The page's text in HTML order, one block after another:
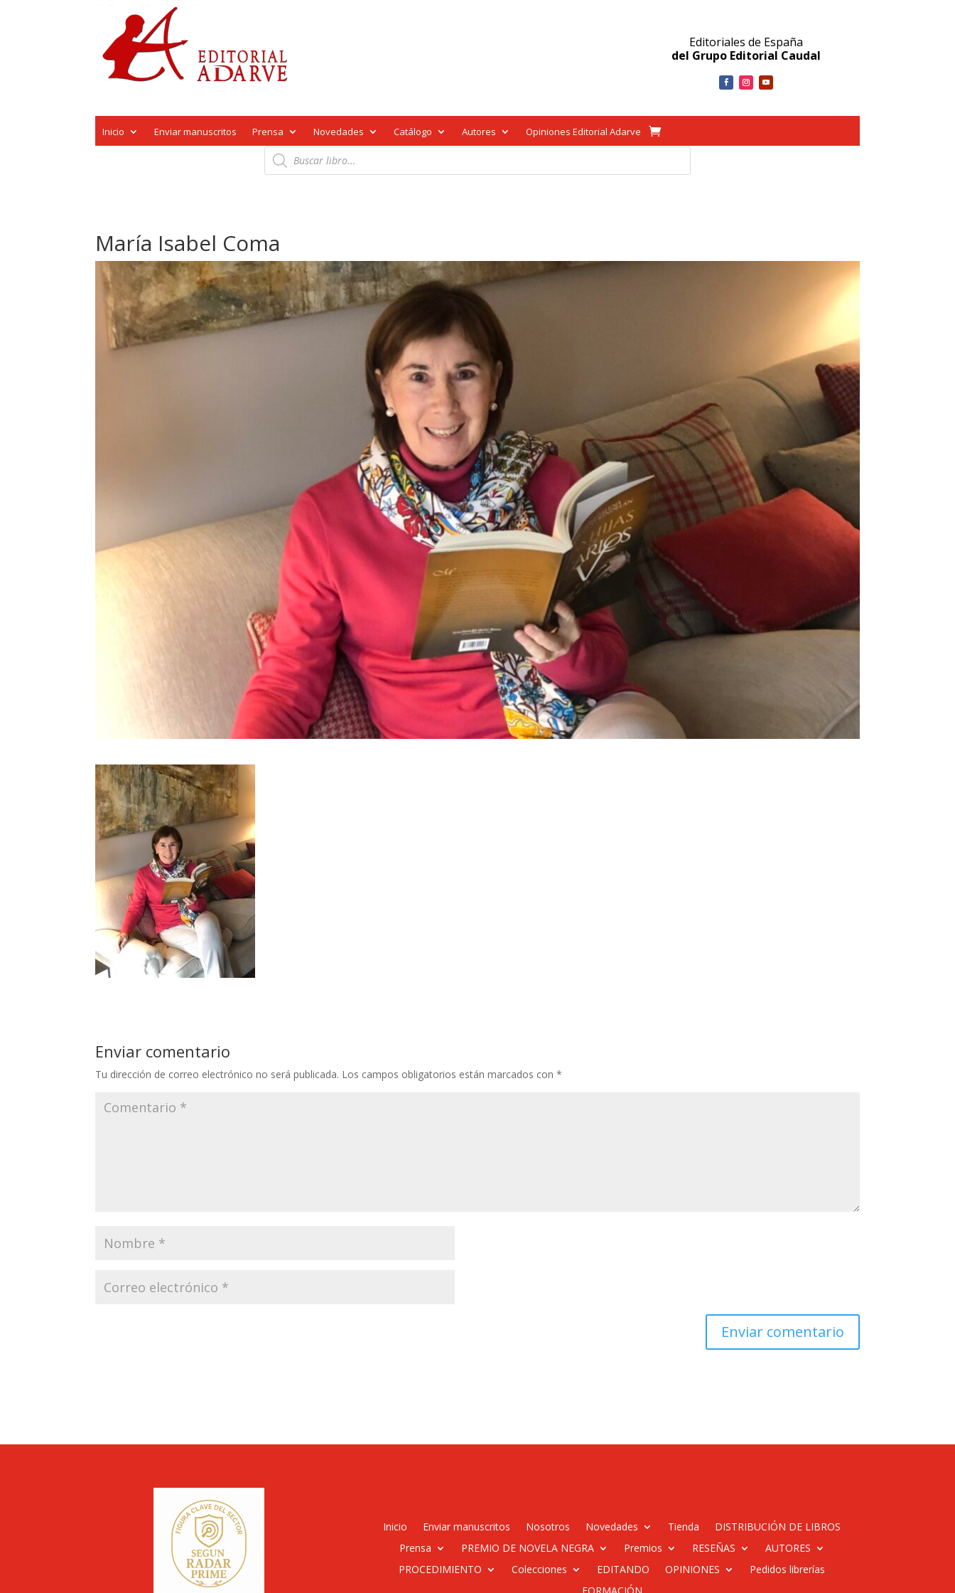
Editoriales de España
del Grupo Editorial Caudal
Inicio Enviar manuscritos Prensa Novedades Catálogo Autores Opiniones Editorial Adarve
Búsqueda
de
productos
María Isabel Coma
Enviar comentario
Tu dirección de correo electrónico no será publicada. Los campos obligatorios están marcados con*
Inicio Enviar manuscritos Nosotros Novedades Tienda
DISTRIBUCIÓN DE LIBROS
Prensa
PREMIO DE NOVELA NEGRA Premios RESEÑAS
AUTORES
PROCEDIMIENTO
Colecciones EDITANDO OPINIONES
Pedidos librerías
FORMACIÓN